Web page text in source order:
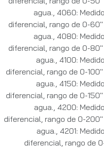
agua. 4060:
diferencial, rango de 0-
agua. 4080:
diferencial, rango de 0-
agua. 4100:
diferencial, rango de 0-
agua. 4150:
diferencial, rango de 0-
agua. 4200:
diferencial, rango de 0-
agua. 4201:
diferencial, rango de